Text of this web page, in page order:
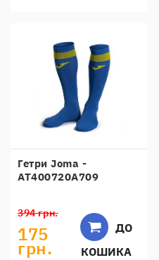
Гетри Joma -
AT400720A709
394 грн.
175
грн.
ДО
КОШИКА